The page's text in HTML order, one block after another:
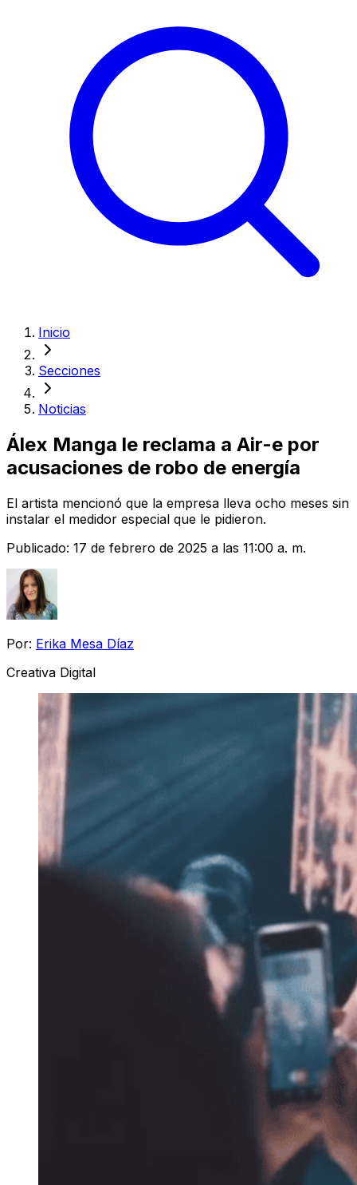
Inicio
Secciones
Noticias
Álex Manga le reclama a Air-e por
acusaciones de robo de energía
El artista mencionó que la empresa lleva ocho meses sin
instalar el medidor especial que le pidieron.
Publicado: 17 de febrero de 2025 a las 11:00 a. m.
Por: Erika Mesa Díaz
Creativa Digital